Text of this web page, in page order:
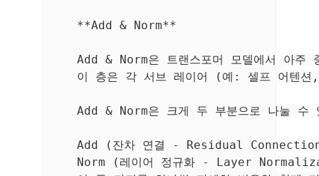
    **Add & Norm**
Add & Norm은 트랜스포머 모델에서 아주
이 층은 각 서브 레이어 (예: 셀프 어텐션
Add & Norm은 크게 두 부분으로 나눌 수
Add (잔차 연결 - Residual
Norm (레이어 정규화 - Layer